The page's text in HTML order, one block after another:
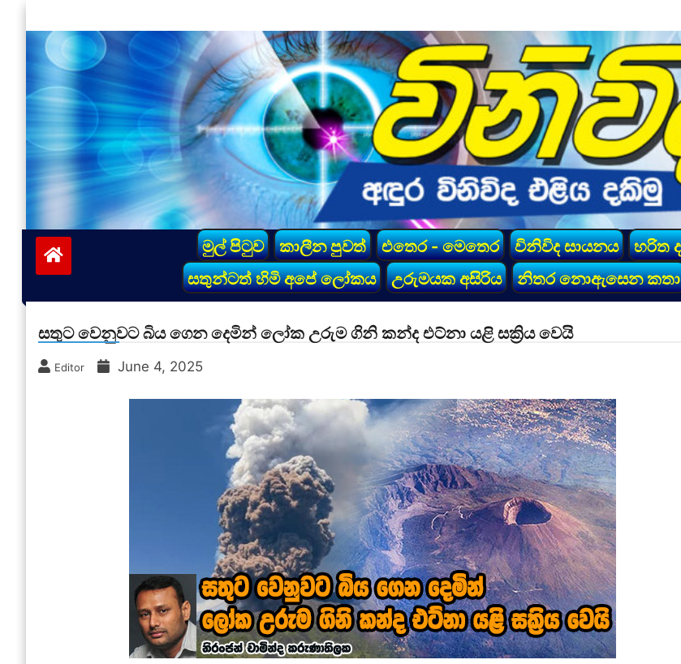
to
content
vinivida.lk
මුල් පිටුව කාලීන පුවත් එතෙර - මෙතෙර විනිවිද සායනය හරිත
සතුන්ටත් හිමි අපේ ලෝකය
උරුමයක අසිරිය නිතර නොඇසෙන කතා
සතුට වෙනුවට බිය ගෙන දෙමින් ලෝක උරුම ගිනි කන්ද එට්නා යළි සක්‍රිය වෙයි
Editor June 4, 2025